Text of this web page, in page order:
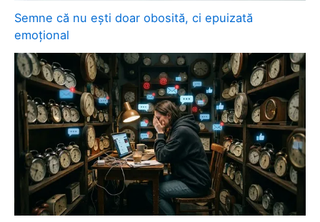
Semne că nu ești doar obosită, ci epuizată
emoțional